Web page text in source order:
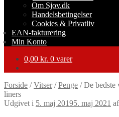
Om Sjov.dk
Handelsbetingelser
Cookies & Privatliv
EAN-fakturering
Min Konto
0,00 kr. 0 varer
Forside /Vitser/Penge /De bedste
liners
Udgivet i 5. maj 20195. maj 2021 af